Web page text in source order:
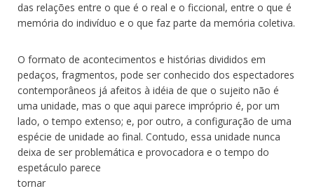
das relações entre o que é o real e o ficcional, entre o que é
memória do indivíduo e o que faz parte da memória coletiva.
O formato de acontecimentos e histórias divididos em
pedaços, fragmentos, pode ser conhecido dos espectadores
contemporâneos já afeitos à idéia de que o sujeito não é
uma unidade, mas o que aqui parece impróprio é, por um
lado, o tempo extenso; e, por outro, a configuração de uma
espécie de unidade ao final. Contudo, essa unidade nunca
deixa de ser problemática e provocadora e o tempo do
espetáculo parece
tornar